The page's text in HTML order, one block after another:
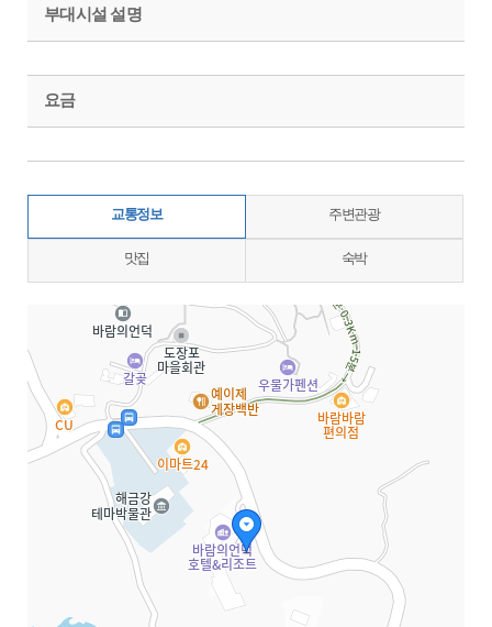
부대시설 설명
요금
교통정보 주변관광
맛집 숙박
지도삽입 (가로100%)